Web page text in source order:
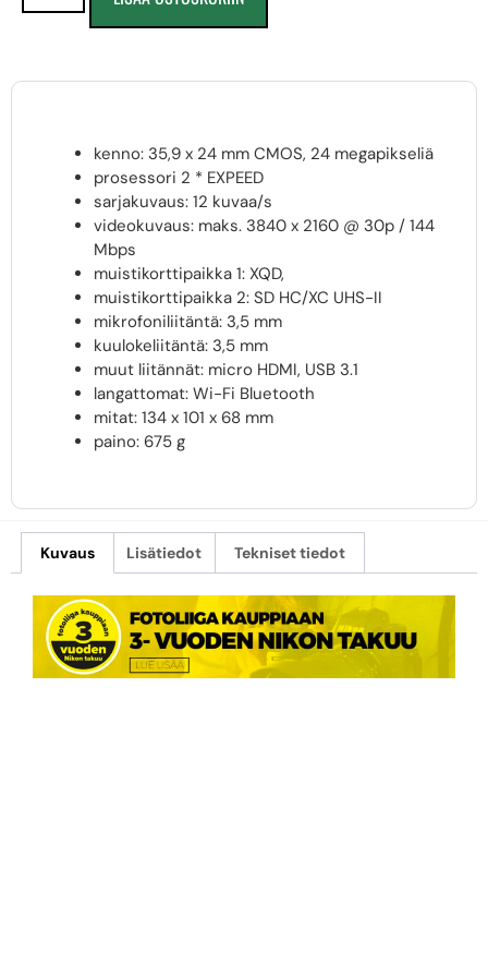
kenno: 35,9 x 24 mm CMOS, 24 megapikseliä
prosessori 2 * EXPEED
sarjakuvaus: 12 kuvaa/s
videokuvaus: maks. 3840 x 2160 @ 30p / 144
Mbps
muistikorttipaikka 1: XQD,
muistikorttipaikka 2: SD HC/XC UHS-II
mikrofoniliitäntä: 3,5 mm
kuulokeliitäntä: 3,5 mm
muut liitännät: micro HDMI, USB 3.1
langattomat: Wi-Fi Bluetooth
mitat: 134 x 101 x 68 mm
paino: 675 g
Kuvaus Lisätiedot Tekniset tiedot